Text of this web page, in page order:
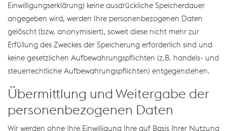
Einwilligungserklärung) keine ausdrückliche Speicherdauer
angegeben wird, werden Ihre personenbezogenen Daten
gelöscht (bzw. anonymisiert), soweit diese nicht mehr zur
Erfüllung des Zweckes der Speicherung erforderlich sind und
keine gesetzlichen Aufbewahrungspflichten (z.B. handels- und
steuerrechtliche Aufbewahrungspflichten) entgegenstehen.
Übermittlung und Weitergabe der
personenbezogenen Daten
Wir werden ohne Ihre Einwilligung Ihre auf Basis Ihrer Nutzung